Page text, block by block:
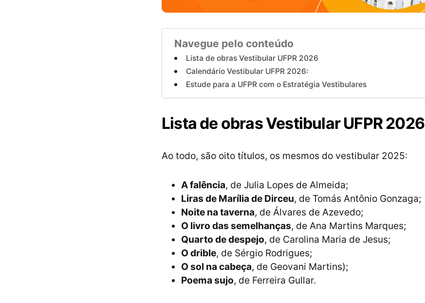
Navegue pelo conteúdo
Lista de obras Vestibular UFPR 2026
Calendário Vestibular UFPR 2026:
Estude para a UFPR com o Estratégia Vestibulares
Lista de obras Vestibular UFPR 2026
Ao todo, são oito títulos, os mesmos do vestibular 2025:
A falência, de Julia Lopes de Almeida;
Liras de Marília de Dirceu, de Tomás Antônio Gonzaga;
Noite na taverna, de Álvares de Azevedo;
O livro das semelhanças, de Ana Martins Marques;
Quarto de despejo, de Carolina Maria de Jesus;
O drible, de Sérgio Rodrigues;
O sol na cabeça, de Geovani Martins);
Poema sujo, de Ferreira Gullar.